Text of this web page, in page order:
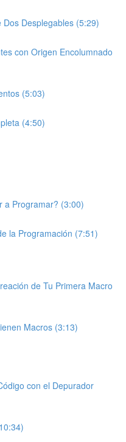
Desplegables (5:29)
con Origen Encolumnado
(5:03)
(4:50)
a Programar? (3:00)
la Programación (7:51)
de Tu Primera Macro
Macros (3:13)
con el Depurador